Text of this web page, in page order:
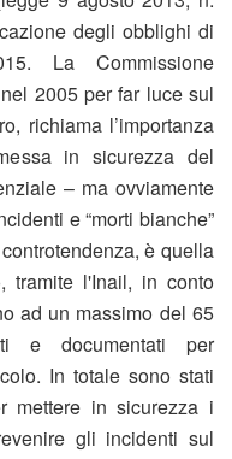
degli obblighi di
La Commissione
2005 per far luce sul
richiama l’importanza
in sicurezza del
– ma ovviamente
e “morti bianche”
è quella
tramite l'Inail, in conto
ad un massimo del 65
e documentati per
In totale sono stati
mettere in sicurezza i
gli incidenti sul